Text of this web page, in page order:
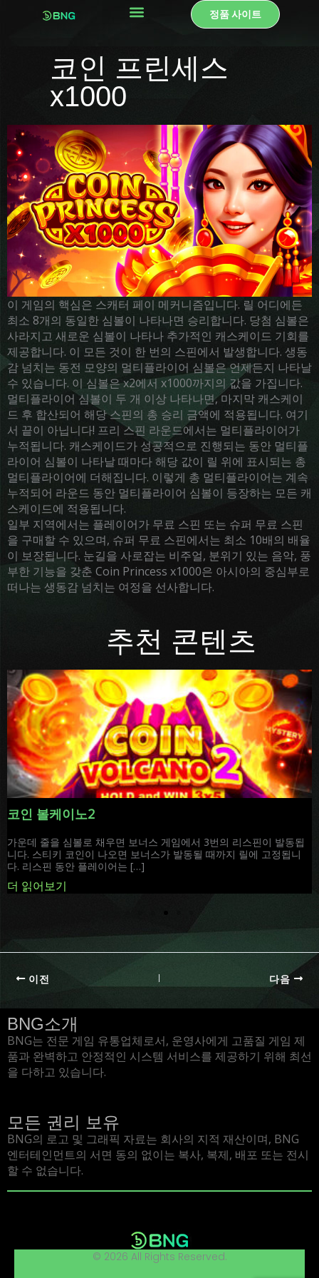
정품 사이트
코인 프린세스
x1000
이 게임의 핵심은 스캐터 페이 메커니즘입니다. 릴 어디에든
최소 8개의 동일한 심볼이 나타나면 승리합니다. 당첨 심볼은
사라지고 새로운 심볼이 나타나 추가적인 캐스케이드 기회를
제공합니다. 이 모든 것이 한 번의 스핀에서 발생합니다. 생동
감 넘치는 동전 모양의 멀티플라이어 심볼은 언제든지 나타날
수 있습니다. 이 심볼은 x2에서 x1000까지의 값을 가집니다.
멀티플라이어 심볼이 두 개 이상 나타나면, 마지막 캐스케이
드 후 합산되어 해당 스핀의 총 승리 금액에 적용됩니다. 여기
서 끝이 아닙니다! 프리 스핀 라운드에서는 멀티플라이어가
누적됩니다. 캐스케이드가 성공적으로 진행되는 동안 멀티플
라이어 심볼이 나타날 때마다 해당 값이 릴 위에 표시되는 총
멀티플라이어에 더해집니다. 이렇게 총 멀티플라이어는 계속
누적되어 라운드 동안 멀티플라이어 심볼이 등장하는 모든 캐
스케이드에 적용됩니다.
일부 지역에서는 플레이어가 무료 스핀 또는 슈퍼 무료 스핀
을 구매할 수 있으며, 슈퍼 무료 스핀에서는 최소 10배의 배율
이 보장됩니다. 눈길을 사로잡는 비주얼, 분위기 있는 음악, 풍
부한 기능을 갖춘 Coin Princess x1000은 아시아의 중심부로
떠나는 생동감 넘치는 여정을 선사합니다.
추천 콘텐츠
코인 볼케이노2
가운데 줄을 심볼로 채우면 보너스 게임에서 3번의 리스핀이 발동됩
니다. 스티키 코인이 나오면 보너스가 발동될 때까지 릴에 고정됩니
다. 리스핀 동안 플레이어는 […]
더 읽어보기
이전 다음
BNG소개
BNG는 전문 게임 유통업체로서, 운영사에게 고품질 게임 제
품과 완벽하고 안정적인 시스템 서비스를 제공하기 위해 최선
을 다하고 있습니다.
모든 권리 보유
BNG의 로고 및 그래픽 자료는 회사의 지적 재산이며, BNG
엔터테인먼트의 서면 동의 없이는 복사, 복제, 배포 또는 전시
할 수 없습니다.
© 2026 All Rights Reserved.